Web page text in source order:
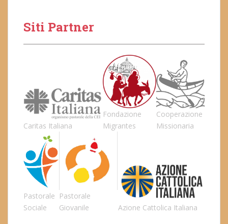
Siti Partner
Caritas Italiana
Fondazione
Migrantes
Cooperazione
Missionaria
Pastorale
Sociale
Pastorale
Giovanile
Azione Cattolica Italiana